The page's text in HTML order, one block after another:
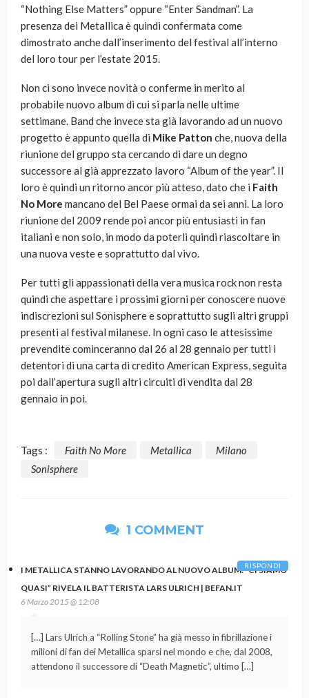
“Nothing Else Matters” oppure “Enter Sandman”. La
presenza dei Metallica è quindi confermata come
dimostrato anche dall’inserimento del festival all’interno
del loro tour per l’estate 2015.
Non ci sono invece novità o conferme in merito al
probabile nuovo album di cui si parla nelle ultime
settimane. Band che invece sta già lavorando ad un nuovo
progetto è appunto quella di Mike Patton che, nuova della
riunione del gruppo sta cercando di dare un degno
successore al già apprezzato lavoro “Album of the year”. Il
loro è quindi un ritorno ancor più atteso, dato che i Faith
No More mancano del Bel Paese ormai da sei anni. La loro
riunione del 2009 rende poi ancor più entusiasti in fan
italiani e non solo, in modo da poterli quindi riascoltare in
una nuova veste e soprattutto dal vivo.
Per tutti gli appassionati della vera musica rock non resta
quindi che aspettare i prossimi giorni per conoscere nuove
indiscrezioni sul Sonisphere e soprattutto sugli altri gruppi
presenti al festival milanese. In ogni caso le attesissime
prevendite cominceranno dal 26 al 28 gennaio per tutti i
detentori di una carta di credito American Express, seguita
poi dall’apertura sugli altri circuiti di vendita dal 28
gennaio in poi.
Tags : Faith No More Metallica
Milano
Sonisphere
1 COMMENT
I METALLICA STANNO LAVORANDO AL NUOVO ALBUM: “CI SIAMO
QUASI” RIVELA IL BATTERISTA LARS ULRICH | BEFAN.IT
6 Marzo 2015 @ 12:08
[…] Lars Ulrich a “Rolling Stone” ha già messo in fibrillazione i
milioni di fan dei Metallica sparsi nel mondo e che, dal 2008,
attendono il successore di “Death Magnetic”, ultimo […]
RISPONDI